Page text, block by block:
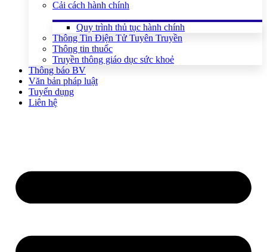
Cải cách hành chính
Quy trình thủ tục hành chính
Thông Tin Điện Tử Tuyên Truyền
Thông tin thuốc
Truyền thông giáo dục sức khoẻ
Thông báo BV
Văn bản pháp luật
Tuyển dụng
Liên hệ